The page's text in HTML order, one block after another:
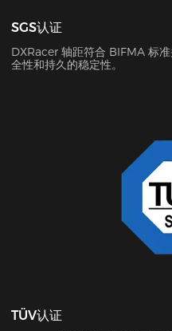
SGS认证
DXRacer 轴距符合 BIFMA 标
全性和持久的稳定性。
TÜV认证